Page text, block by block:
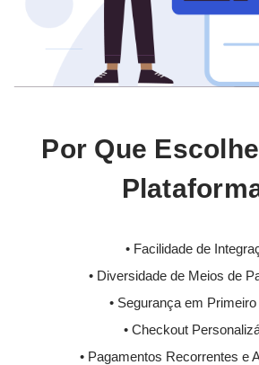
Por Que
• Facilidade de
• Diversidade de Meios de
• Segurança em
• Checkout
• Pagamentos Recorrentes e